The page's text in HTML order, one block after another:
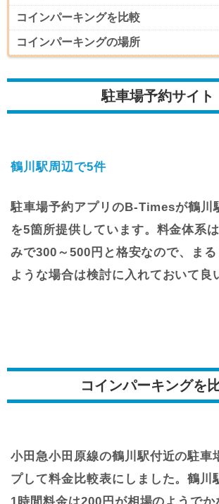
コインパーキングを比較
コインパーキングの場所
駐車場予約サイト
鶴川駅周辺で5件
駐車場予約アプリのB-Timesが鶴川
を5箇所提供しています。料金体系
みで300～500円と格安なので、ま
ような場合は検討に入れておいて良
コインパーキングを
小田急小田原線の鶴川駅付近の駐車
プして料金比較表にしました。鶴川